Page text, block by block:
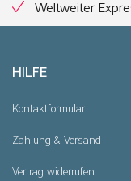
Weltweiter
HILFE
Kontaktformular
Zahlung & Versand
Vertrag widerrufen